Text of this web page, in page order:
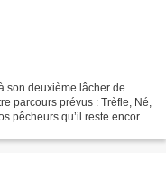
son deuxième lâcher de
parcours prévus : Trèfle, Né,
pêcheurs qu’il reste encore